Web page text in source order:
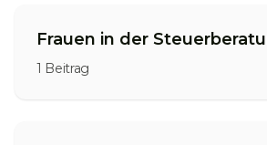
Frauen in der
1 Beitrag